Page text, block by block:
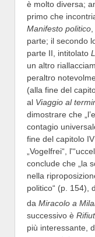
è molto diversa;
primo che
Manifesto politico
parte; il secondo
parte II, intitolato
un altro
peraltro
(alla fine del
al Viaggio al
dimostrare che
contagio
fine del capitolo
„Vogelfrei“,
conclude che „la
nella
politico“ (p. 154),
da Miracolo a
successivo è
più interessante,